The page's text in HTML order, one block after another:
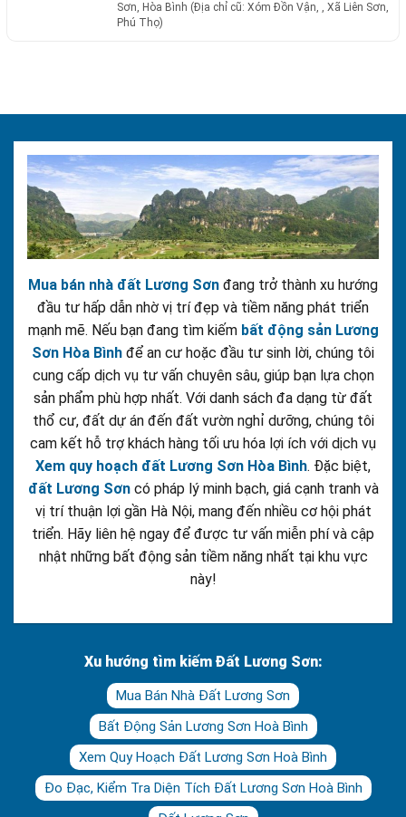
Sơn, Hòa Bình (Địa chỉ cũ: Xóm Đồn Vận, , Xã Liên Sơn,
Phú Thọ)
Mua bán nhà đất Lương Sơn đang trở thành xu hướng
đầu tư hấp dẫn nhờ vị trí đẹp và tiềm năng phát triển
mạnh mẽ. Nếu bạn đang tìm kiếm bất động sản Lương
Sơn Hòa Bình để an cư hoặc đầu tư sinh lời, chúng tôi
cung cấp dịch vụ tư vấn chuyên sâu, giúp bạn lựa chọn
sản phẩm phù hợp nhất. Với danh sách đa dạng từ đất
thổ cư, đất dự án đến đất vườn nghỉ dưỡng, chúng tôi
cam kết hỗ trợ khách hàng tối ưu hóa lợi ích với dịch vụ
Xem quy hoạch đất Lương Sơn Hòa Bình. Đặc biệt,
đất Lương Sơncó pháp lý minh bạch, giá cạnh tranh và
vị trí thuận lợi gần Hà Nội, mang đến nhiều cơ hội phát
triển. Hãy liên hệ ngay để được tư vấn miễn phí và cập
nhật những bất động sản tiềm năng nhất tại khu vực
này!
Xu hướng tìm kiếm Đất Lương Sơn:
Mua Bán Nhà Đất Lương Sơn
Bất Động Sản Lương Sơn Hoà Bình
Xem Quy Hoạch Đất Lương Sơn Hoà Bình
Đo Đạc, Kiểm Tra Diện Tích Đất Lương Sơn Hoà Bình